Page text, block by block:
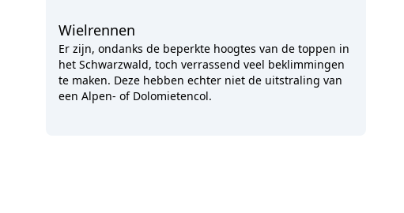
Wielrennen
Er zijn, ondanks de beperkte hoogtes van de toppen in
het Schwarzwald, toch verrassend veel beklimmingen
te maken. Deze hebben echter niet de uitstraling van
een Alpen- of Dolomietencol.